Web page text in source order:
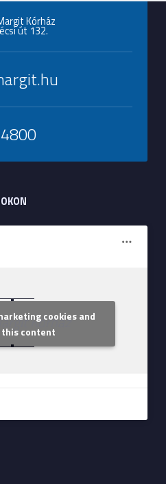
Kórház
út 132.
Kórház
cookies and
this content